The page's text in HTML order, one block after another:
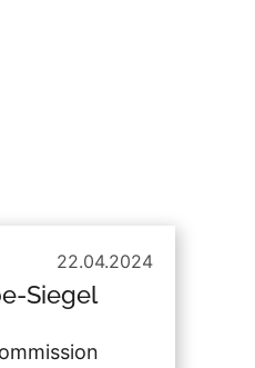
22.04.2024
Siegel